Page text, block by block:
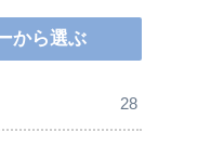
から選ぶ
28